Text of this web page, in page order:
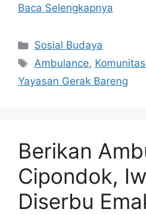
Baca Selengkapnya
Kategori
Sosial Budaya
Tag
Ambulance,
Yayasan Gerak Bareng
Berikan
Cipondok,
Diserbu